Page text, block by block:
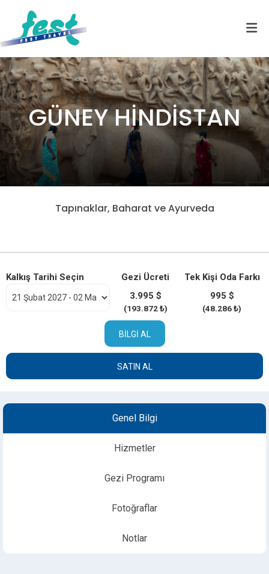
GÜNEY HİNDİSTAN
Tapınaklar, Baharat ve Ayurveda
Kalkış Tarihi Seçin
Gezi Ücreti
3.995 $
(193.872 ₺)
Tek Kişi Oda Farkı
995 $
(48.286 ₺)
BILGI AL
SATIN AL
Genel Bilgi
Hizmetler
Gezi Programı
Fotoğraflar
Notlar